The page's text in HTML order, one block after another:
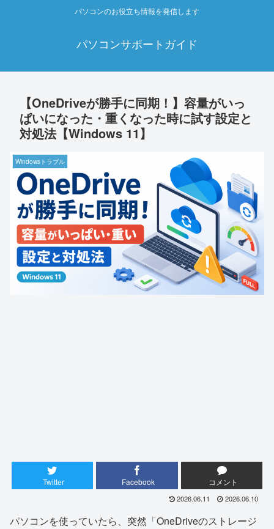
パソコンのお役立ち情報を発信します
パソコンサポートガイド
【OneDriveが勝手に同期！】容量がいっ
ぱいになった・重くなった時に試す設定と
対処法【Windows 11】
Windowsトラブル
Twitter Facebook コメント
2026.06.11 2026.06.10
パソコンを使っていたら、突然「OneDriveのストレージ